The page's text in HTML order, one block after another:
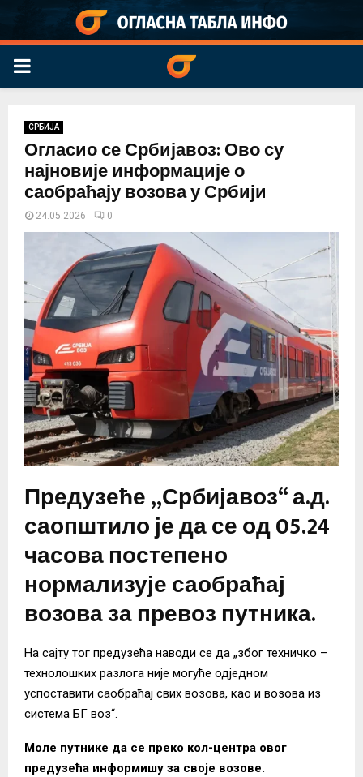
PRIMARY
СРБИЈА
Огласио се Србијавоз: Ово су
најновије информације о
саобраћају возова у Србији
24.05.2026 0
Предузеће „Србијавоз“ а.д.
саопштило је да се од 05.24
часова постепено
нормализује саобраћај
возова за превоз путника.
На сајту тог предузећа наводи се да „због техничко –
технолошких разлога није могуће од‌једном
успоставити саобраћај свих возова, као и возова из
система БГ воз“.
Моле путнике да се преко кол-центра овог
предузећа информишу за своје возове.